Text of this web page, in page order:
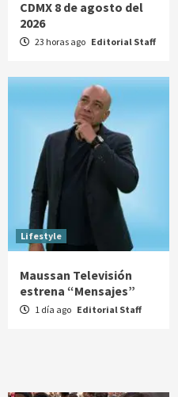
CDMX 8 de agosto del
2026
23 horas ago Editorial Staff
Lifestyle
Maussan Televisión
estrena “Mensajes”
1 día ago Editorial Staff